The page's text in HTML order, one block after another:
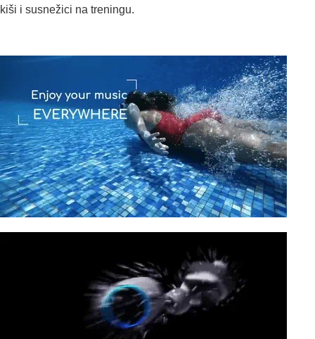
kiši i susnežici na treningu.